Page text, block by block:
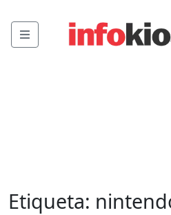
Menu
Etiqueta: